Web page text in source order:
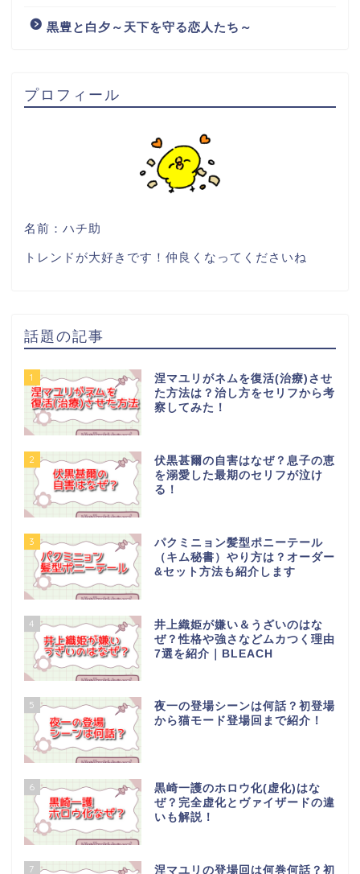
黒豊と白夕～天下を守る恋人たち～
プロフィール
名前：ハチ助
トレンドが大好きです！仲良くなってくださいね
話題の記事
1
涅マユリがネムを復活(治療)させ
た方法は？治し方をセリフから考
察してみた！
2
伏黒甚爾の自害はなぜ？息子の恵
を溺愛した最期のセリフが泣け
る！
3
パクミニョン髪型ポニーテール
（キム秘書）やり方は？オーダー
&セット方法も紹介します
4
井上織姫が嫌い＆うざいのはな
ぜ？性格や強さなどムカつく理由
7選を紹介｜BLEACH
5
夜一の登場シーンは何話？初登場
から猫モード登場回まで紹介！
6
黒崎一護のホロウ化(虚化)はな
ぜ？完全虚化とヴァイザードの違
いも解説！
7
涅マユリの登場回は何巻何話？初